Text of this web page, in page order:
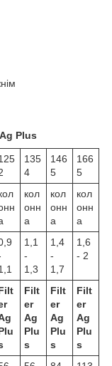
Plus
135
4
146
5
166
5
кол
онн
а
кол
онн
а
кол
онн
а
1,1
-
1,3
1,4
-
1,7
1,6
- 2
Filt
er
Ag
Plu
s
Filt
er
Ag
Plu
s
Filt
er
Ag
Plu
s